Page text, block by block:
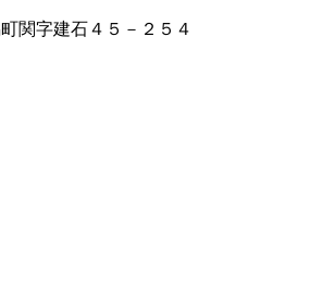
関字建石４５－２５４